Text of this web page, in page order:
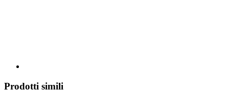
Prodotti simili